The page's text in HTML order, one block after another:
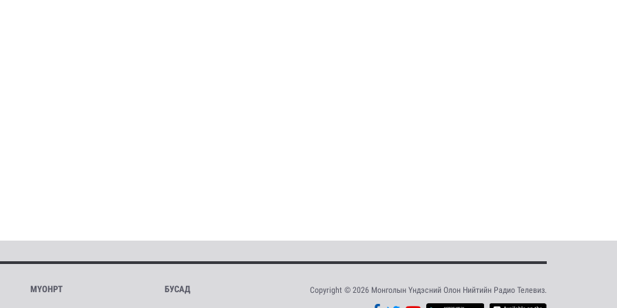
МҮОНРТ БУСАД Copyright © 2026 Монголын Үндэсний Олон Нийтийн Радио Телевиз.